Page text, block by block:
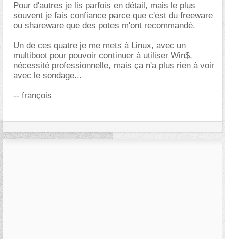
Pour d'autres je lis parfois en détail, mais le plus
souvent je fais confiance parce que c'est du freeware
ou shareware que des potes m'ont recommandé.
Un de ces quatre je me mets à Linux, avec un
multiboot pour pouvoir continuer à utiliser Win$,
nécessité professionnelle, mais ça n'a plus rien à voir
avec le sondage...
-- françois